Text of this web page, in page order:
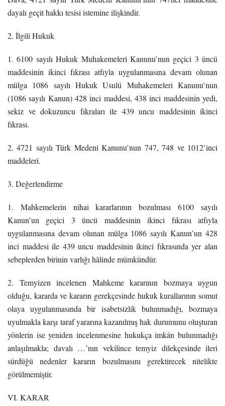
dayalı geçit hakkı tesisi istemine ilişkindir.
2. İlgili Hukuk
1. 6100 sayılı Hukuk Muhakemeleri Kanunu’nun geçici 3 üncü
maddesinin ikinci fıkrası atfıyla uygulanmasına devam olunan
mülga 1086 sayılı Hukuk Usulü Muhakemeleri Kanunu’nun
(1086 sayılı Kanun) 428 inci maddesi, 438 inci maddesinin yedi,
sekiz ve dokuzuncu fıkraları ile 439 uncu maddesinin ikinci
fıkrası.
2. 4721 sayılı Türk Medeni Kanunu’nun 747, 748 ve 1012’inci
maddeleri.
3. Değerlendirme
1. Mahkemelerin nihai kararlarının bozulması 6100 sayılı
Kanun’un geçici 3 üncü maddesinin ikinci fıkrası atfıyla
uygulanmasına devam olunan mülga 1086 sayılı Kanun’un 428
inci maddesi ile 439 uncu maddesinin ikinci fıkrasında yer alan
sebeplerden birinin varlığı hâlinde mümkündür.
2. Temyizen incelenen Mahkeme kararının bozmaya uygun
olduğu, kararda ve kararın gerekçesinde hukuk kurallarının somut
olaya uygulanmasında bir isabetsizlik bulunmadığı, bozmaya
uyulmakla karşı taraf yararına kazanılmış hak durumunu oluşturan
yönlerin ise yeniden incelenmesine hukukça imkân bulunmadığı
anlaşılmakla; davalı …’nın vekilince temyiz dilekçesinde ileri
sürdüğü nedenler kararın bozulmasını gerektirecek nitelikte
görülmemiştir.
VI. KARAR